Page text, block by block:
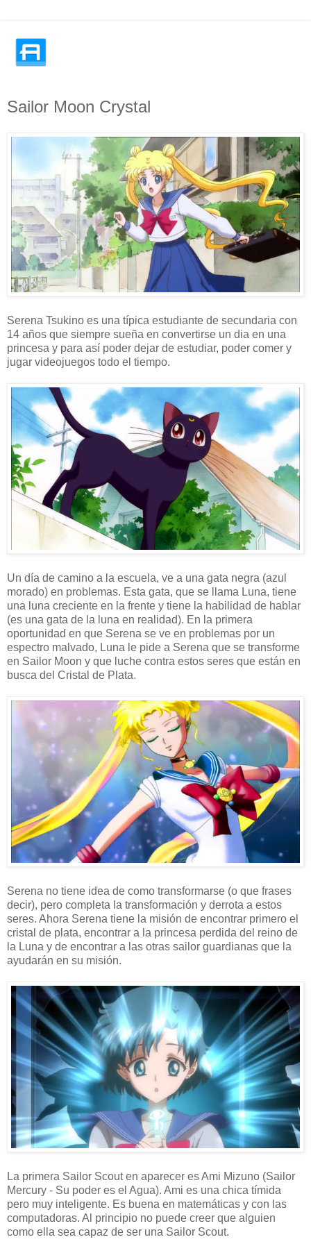
Sailor Moon Crystal
Serena Tsukino es una típica estudiante de secundaria con
14 años que siempre sueña en convertirse un dia en una
princesa y para así poder dejar de estudiar, poder comer y
jugar videojuegos todo el tiempo.
Un día de camino a la escuela, ve a una gata negra (azul
morado) en problemas. Esta gata, que se llama Luna, tiene
una luna creciente en la frente y tiene la habilidad de hablar
(es una gata de la luna en realidad). En la primera
oportunidad en que Serena se ve en problemas por un
espectro malvado, Luna le pide a Serena que se transforme
en Sailor Moon y que luche contra estos seres que están en
busca del Cristal de Plata.
Serena no tiene idea de como transformarse (o que frases
decir), pero completa la transformación y derrota a estos
seres. Ahora Serena tiene la misión de encontrar primero el
cristal de plata, encontrar a la princesa perdida del reino de
la Luna y de encontrar a las otras sailor guardianas que la
ayudarán en su misión.
La primera Sailor Scout en aparecer es Ami Mizuno (Sailor
Mercury - Su poder es el Agua). Ami es una chica tímida
pero muy inteligente. Es buena en matemáticas y con las
computadoras. Al principio no puede creer que alguien
como ella sea capaz de ser una Sailor Scout.